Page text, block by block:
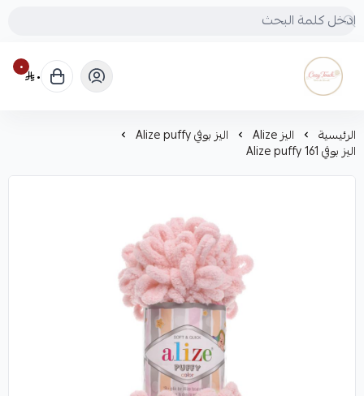
Cozy touch
٠ ٠
الرئيسية اليز Alize اليز بوفي Alize puffy
اليز بوفي Alize puffy 161